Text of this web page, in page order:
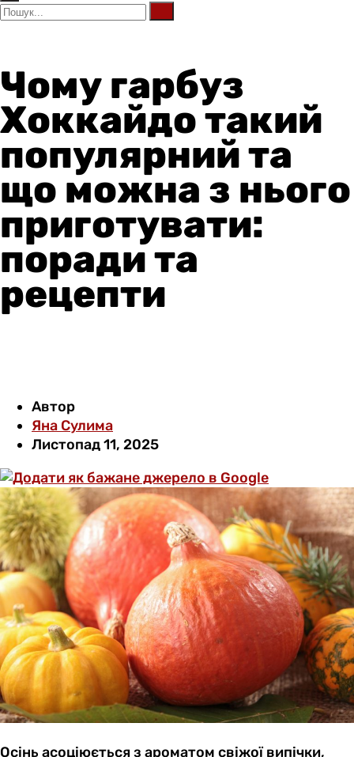
Чому гарбуз
Хоккайдо такий
популярний та
що можна з нього
приготувати:
поради та
рецепти
Автор
Яна Сулима
Листопад 11, 2025
Осінь асоціюється з ароматом свіжої випічки,